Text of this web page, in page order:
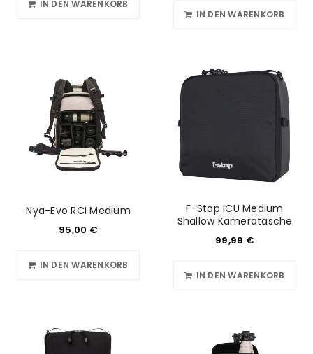
IN DEN WARENKORB
IN DEN WARENKORB
Nya-Evo RCI Medium
95,00 €
IN DEN WARENKORB
F-Stop ICU Medium
Shallow Kameratasche
99,99 €
IN DEN WARENKORB